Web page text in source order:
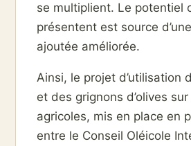
se multiplient. Le potentiel
présentent est source
ajoutée améliorée.
Ainsi, le projet d’utilisation
et des grignons d’olives
agricoles, mis en place en
entre le Conseil Oléicole